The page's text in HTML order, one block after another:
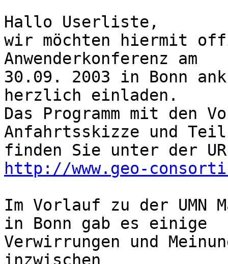
Hallo Userliste,
wir möchten hiermit
Anwenderkonferenz am
30.09. 2003 in Bonn
herzlich einladen.
Das Programm mit den
Anfahrtsskizze und
http://www.geo-
Im Vorlauf zu der UMN
in Bonn gab es einige
Verwirrungen und
inzwischen